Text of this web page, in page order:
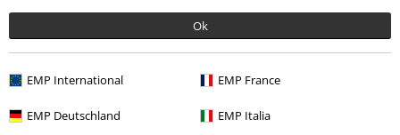
Ok
EMP International EMP France
EMP Deutschland EMP Italia